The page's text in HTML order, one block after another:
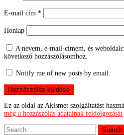
E-mail cím *
Honlap
A nevem, e-mail-címem, és
következő hozzászólásomhoz.
Notify me of new posts by email.
Ez az oldal az Akismet szolgáltatást
meg a hozzászólás adatainak feldolgozását